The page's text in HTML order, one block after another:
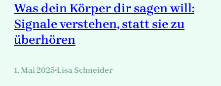
Was dein Körper dir sagen will:
Signale verstehen, statt sie zu
überhören
1. Mai 2025•Lisa Schneider